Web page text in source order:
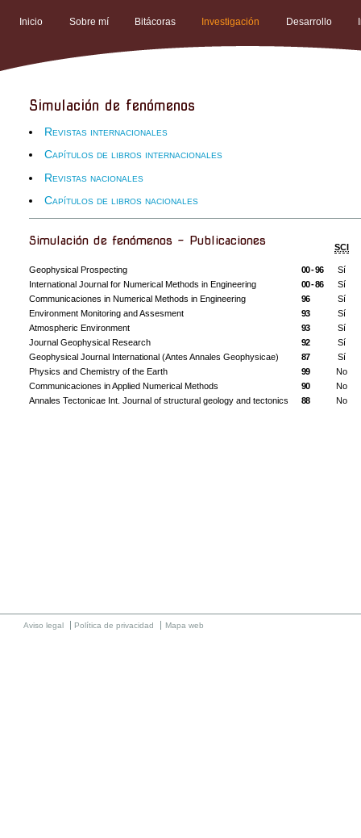
Inicio Sobre mí Bitácoras Investigación Desarrollo
Simulación de fenómenos
Revistas internacionales
Capítulos de libros internacionales
Revistas nacionales
Capítulos de libros nacionales
Simulación de fenómenos - Publicaciones SCI
Geophysical Prospecting 00 - 96
Sí
International Journal for Numerical Methods in Engineering
00 - 86
Sí
Communicaciones in Numerical Methods in Engineering
96
Sí
Environment Monitoring and Assesment
93
Sí
Atmospheric Environment
93
Sí
Journal Geophysical Research
92
Sí
Geophysical Journal International (Antes Annales Geophysicae)
87
Sí
Physics and Chemistry of the Earth
99
No
Communicaciones in Applied Numerical Methods
90
No
Annales Tectonicae Int. Journal of structural geology and tectonics
88 No
Aviso legal Política de privacidad Mapa web